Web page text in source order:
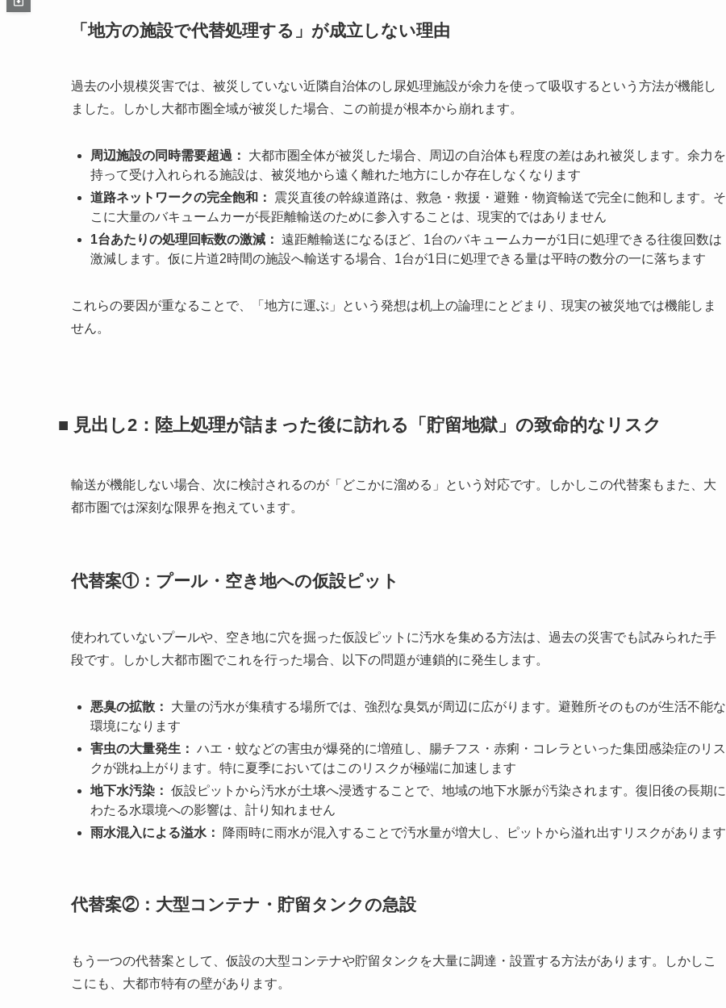
「地方の施設で代替処理する」が成立しない理由
過去の小規模災害では、被災していない近隣自治体のし尿処理施設が余力を使って吸収するという方法が機能し
ました。しかし大都市圏全域が被災した場合、この前提が根本から崩れます。
周辺施設の同時需要超過：
大都市圏全体が被災した場合、周辺の自治体も程度の差はあれ被災します。余力を
持って受け入れられる施設は、被災地から遠く離れた地方にしか存在しなくなります
道路ネットワークの完全飽和：
震災直後の幹線道路は、救急・救援・避難・物資輸送で完全に飽和します。そ
こに大量のバキュームカーが長距離輸送のために参入することは、現実的ではありません
1台あたりの処理回転数の激減： 遠距離輸送になるほど、1台のバキュームカーが1日に処理できる往復回数は
激減します。仮に片道2時間の施設へ輸送する場合、1台が1日に処理できる量は平時の数分の一に落ちます
これらの要因が重なることで、「地方に運ぶ」という発想は机上の論理にとどまり、現実の被災地では機能しま
せん。
■ 見出し2：陸上処理が詰まった後に訪れる「貯留地獄」の致命的なリスク
輸送が機能しない場合、次に検討されるのが「どこかに溜める」という対応です。しかしこの代替案もまた、大
都市圏では深刻な限界を抱えています。
代替案①：プール・空き地への仮設ピット
使われていないプールや、空き地に穴を掘った仮設ピットに汚水を集める方法は、過去の災害でも試みられた手
段です。しかし大都市圏でこれを行った場合、以下の問題が連鎖的に発生します。
悪臭の拡散：
大量の汚水が集積する場所では、強烈な臭気が周辺に広がります。避難所そのものが生活不能な
環境になります
害虫の大量発生： ハエ・蚊などの害虫が爆発的に増殖し、腸チフス・赤痢・コレラといった集団感染症のリス
クが跳ね上がります。特に夏季においてはこのリスクが極端に加速します
地下水汚染： 仮設ピットから汚水が土壌へ浸透することで、地域の地下水脈が汚染されます。復旧後の長期に
わたる水環境への影響は、計り知れません
雨水混入による溢水：
降雨時に雨水が混入することで汚水量が増大し、ピットから溢れ出すリスクがあります
代替案②：大型コンテナ・貯留タンクの急設
もう一つの代替案として、仮設の大型コンテナや貯留タンクを大量に調達・設置する方法があります。しかしこ
こにも、大都市特有の壁があります。